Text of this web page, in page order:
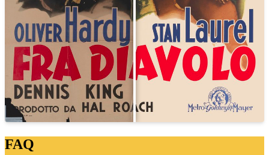
FAQ